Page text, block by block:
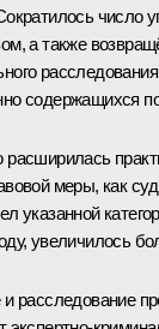
число
а также
содержащихся
расширилась
меры, как
указанной
увеличилось
расследование